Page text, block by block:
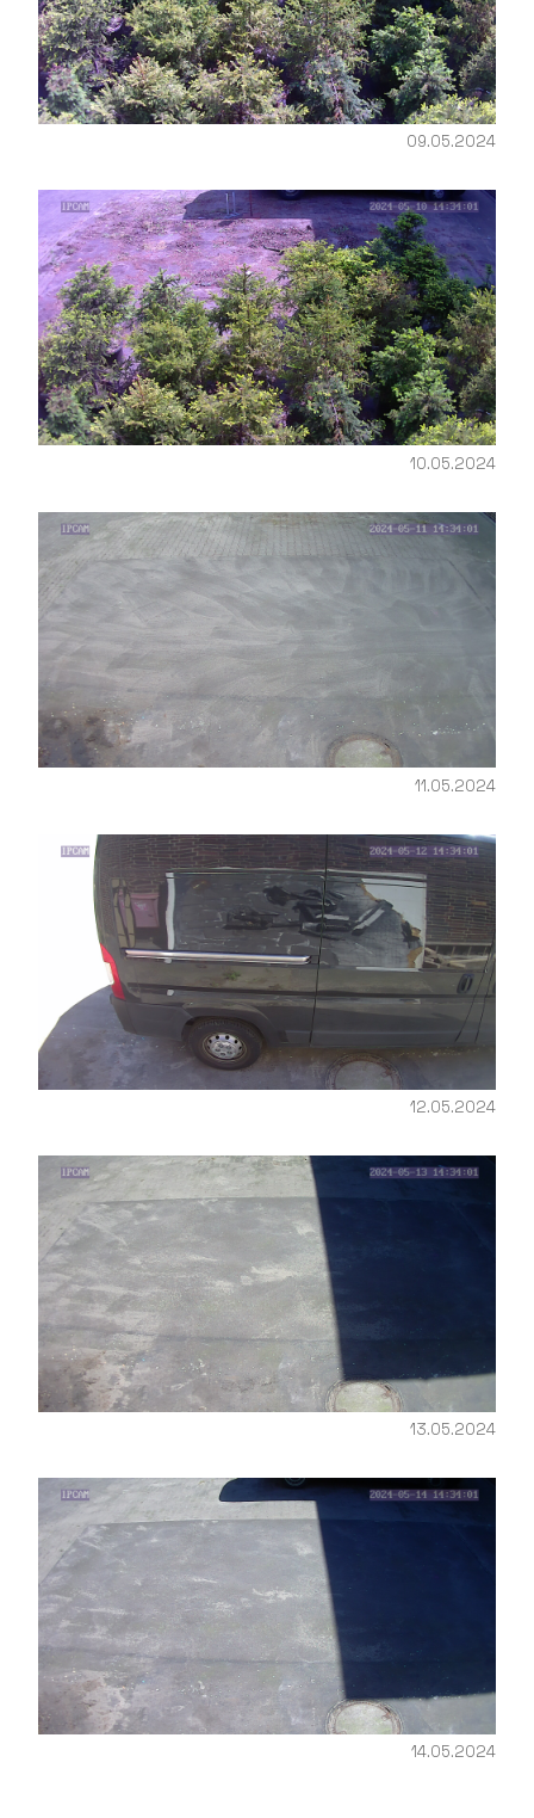
09.05.2024
10.05.2024
11.05.2024
12.05.2024
13.05.2024
14.05.2024